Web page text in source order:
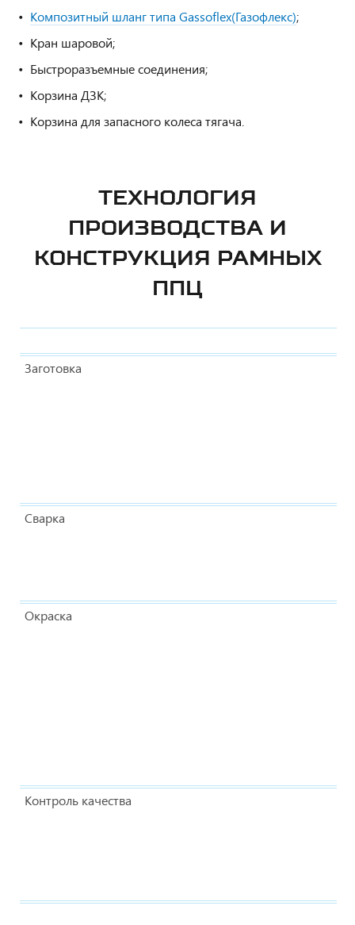
Композитный шланг типа Gassoflex(Газофлекс);
Кран шаровой;
Быстроразъемные соединения;
Корзина ДЗК;
Корзина для запасного колеса тягача.
ТЕХНОЛОГИЯ
ПРОИЗВОДСТВА И
КОНСТРУКЦИЯ РАМНЫХ
ППЦ
Заготовка
Сварка
Окраска
Контроль качества